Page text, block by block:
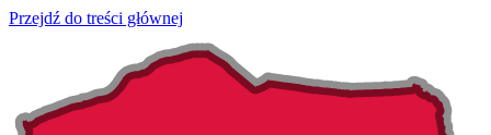
Przejdź do treści głównej